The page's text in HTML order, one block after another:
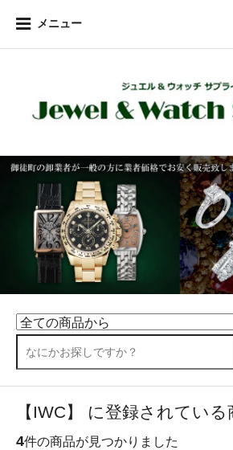
メニュー
【IWC】 に登録されている
4件の商品が見つかりました